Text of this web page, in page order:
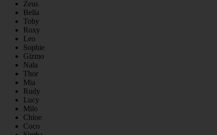
Zeus
Bella
Toby
Roxy
Leo
Sophie
Gizmo
Nala
Thor
Mia
Rudy
Lucy
Milo
Chloe
Coco